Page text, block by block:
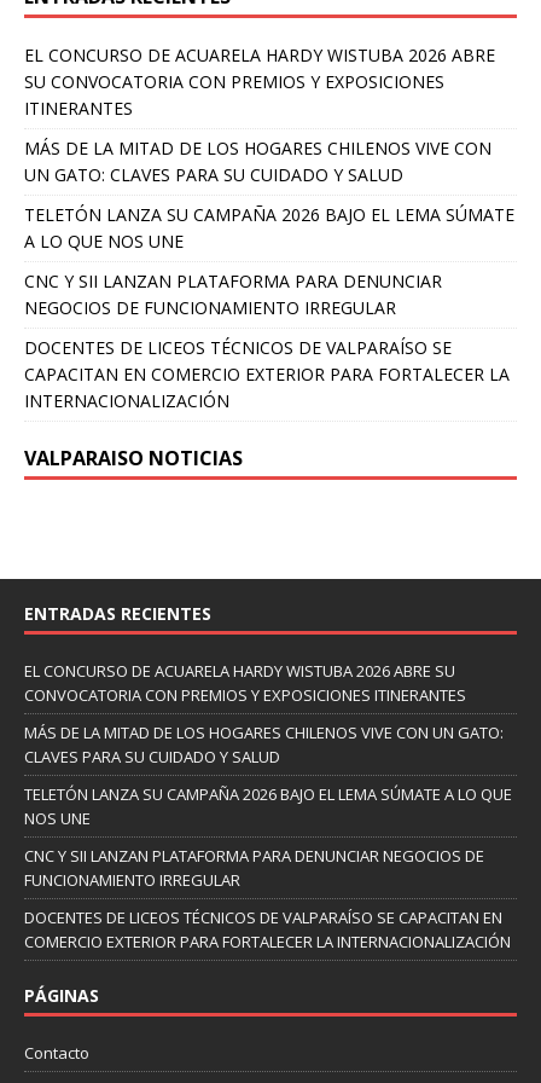
EL CONCURSO DE ACUARELA HARDY WISTUBA 2026 ABRE
SU CONVOCATORIA CON PREMIOS Y EXPOSICIONES
ITINERANTES
MÁS DE LA MITAD DE LOS HOGARES CHILENOS VIVE CON
UN GATO: CLAVES PARA SU CUIDADO Y SALUD
TELETÓN LANZA SU CAMPAÑA 2026 BAJO EL LEMA SÚMATE
A LO QUE NOS UNE
CNC Y SII LANZAN PLATAFORMA PARA DENUNCIAR
NEGOCIOS DE FUNCIONAMIENTO IRREGULAR
DOCENTES DE LICEOS TÉCNICOS DE VALPARAÍSO SE
CAPACITAN EN COMERCIO EXTERIOR PARA FORTALECER LA
INTERNACIONALIZACIÓN
VALPARAISO NOTICIAS
ENTRADAS RECIENTES
EL CONCURSO DE ACUARELA HARDY WISTUBA 2026 ABRE SU
CONVOCATORIA CON PREMIOS Y EXPOSICIONES ITINERANTES
MÁS DE LA MITAD DE LOS HOGARES CHILENOS VIVE CON UN GATO:
CLAVES PARA SU CUIDADO Y SALUD
TELETÓN LANZA SU CAMPAÑA 2026 BAJO EL LEMA SÚMATE A LO QUE
NOS UNE
CNC Y SII LANZAN PLATAFORMA PARA DENUNCIAR NEGOCIOS DE
FUNCIONAMIENTO IRREGULAR
DOCENTES DE LICEOS TÉCNICOS DE VALPARAÍSO SE CAPACITAN EN
COMERCIO EXTERIOR PARA FORTALECER LA INTERNACIONALIZACIÓN
PÁGINAS
Contacto